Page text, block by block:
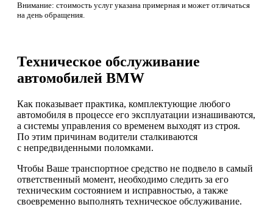
Внимание: стоимость услуг указана примерная и может отличаться
на день обращения.
Техническое обслуживание
автомобилей BMW
Как показывает практика, комплектующие любого
автомобиля в процессе его эксплуатации изнашиваются,
а системы управления со временем выходят из строя.
По этим причинам водители сталкиваются
с непредвиденными поломками.
Чтобы Ваше транспортное средство не подвело в самый
ответственный момент, необходимо следить за его
техническим состоянием и исправностью, а также
своевременно выполнять техническое обслуживание.